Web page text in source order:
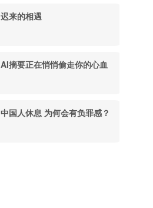
迟来的相遇
AI摘要正在悄悄偷走你的心血
中国人休息 为何会有负罪感？